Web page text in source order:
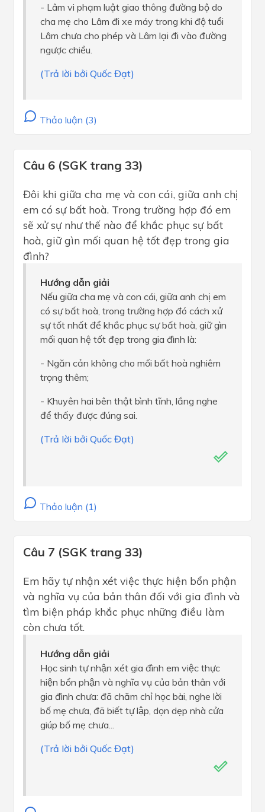
- Lâm vi phạm luật giao thông đường bộ do
cha mẹ cho Lâm đi xe máy trong khi độ tuổi
Lâm chưa cho phép và Lâm lại đi vào đường
ngược chiều.
(Trả lời bởi Quốc Đạt)
Thảo luận (3)
Câu 6 (SGK trang 33)
Đôi khi giữa cha mẹ và con cái, giữa anh chị
em có sự bất hoà. Trong trường hợp đó em
sẽ xử sự như thế nào để khắc phục sự bất
hoà, giữ gìn mối quan hệ tốt đẹp trong gia
đình?
Hướng dẫn giải
Nếu giữa cha mẹ và con cái, giữa anh chị em
có sự bất hoà, trong trường hợp đó cách xử
sự tốt nhất để khắc phục sự bất hoà, giữ gìn
mối quan hệ tốt đẹp trong gia đình là:
- Ngăn cản không cho mối bất hoà nghiêm
trọng thêm;
- Khuyên hai bên thật bình tĩnh, lắng nghe
để thấy được đúng sai.
(Trả lời bởi Quốc Đạt)
Thảo luận (1)
Câu 7 (SGK trang 33)
Em hãy tự nhận xét việc thực hiện bổn phận
và nghĩa vụ của bản thân đối với gia đình và
tìm biện pháp khắc phục những điều làm
còn chưa tốt.
Hướng dẫn giải
Học sinh tự nhận xét gia đình em việc thực
hiện bổn phận và nghĩa vụ của bản thân với
gia đình chưa: đã chăm chỉ học bài, nghe lời
bố mẹ chưa, đã biết tự lập, dọn dẹp nhà cửa
giúp bố mẹ chưa...
(Trả lời bởi Quốc Đạt)